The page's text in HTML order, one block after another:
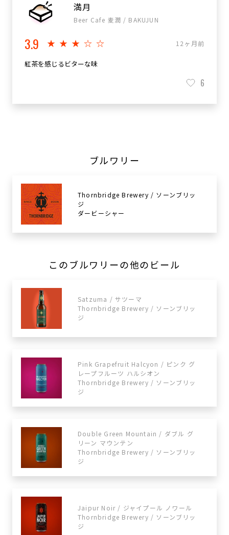
満月
Beer Cafe 麦潤 / BAKUJUN
3.9 ★★★☆☆ 12ヶ月前
紅茶を感じるビターな味
6
ブルワリー
Thornbridge Brewery / ソーンブリッ
ジ
ダービーシャー
このブルワリーの他のビール
Satzuma / サツーマ
Thornbridge Brewery / ソーンブリッ
ジ
Pink Grapefruit Halcyon / ピンク グ
レープフルーツ ハルシオン
Thornbridge Brewery / ソーンブリッ
ジ
Double Green Mountain / ダブル グ
リーン マウンテン
Thornbridge Brewery / ソーンブリッ
ジ
Jaipur Noir / ジャイプール ノワール
Thornbridge Brewery / ソーンブリッ
ジ